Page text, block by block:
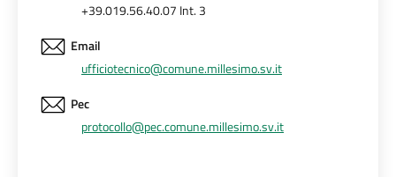
+39.019.56.40.07 Int. 3
Email
ufficiotecnico@comune.millesimo.sv.it
Pec
protocollo@pec.comune.millesimo.sv.it